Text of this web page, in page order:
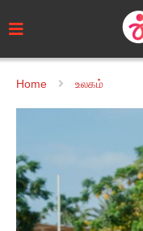
Home உலகம்